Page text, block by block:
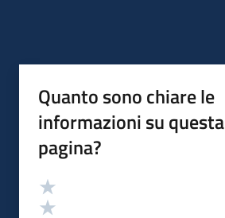
Quanto sono chiare le
informazioni su questa
pagina?
Valutazione